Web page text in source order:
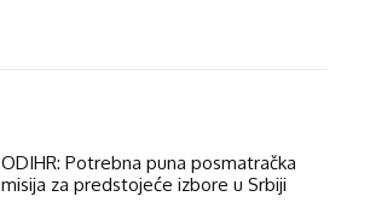
ODIHR: Potrebna puna posmatračka
misija za predstojeće izbore u Srbiji